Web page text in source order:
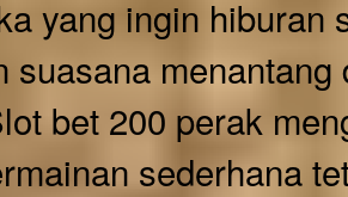
yang ingin
suasana
bet 200 perak
sederhana